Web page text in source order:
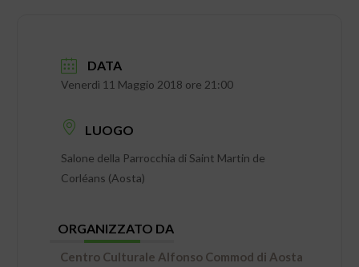
DATA
Venerdì 11 Maggio 2018 ore 21:00
LUOGO
Salone della Parrocchia di Saint Martin de
Corléans (Aosta)
ORGANIZZATO DA
Centro Culturale Alfonso Commod di Aosta